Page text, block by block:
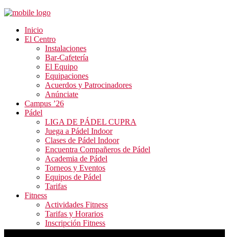
Inicio
El Centro
Instalaciones
Bar-Cafetería
El Equipo
Equipaciones
Acuerdos y Patrocinadores
Anúnciate
Campus ’26
Pádel
LIGA DE PÁDEL CUPRA
Juega a Pádel Indoor
Clases de Pádel Indoor
Encuentra Compañeros de Pádel
Academia de Pádel
Torneos y Eventos
Equipos de Pádel
Tarifas
Fitness
Actividades Fitness
Tarifas y Horarios
Inscripción Fitness
Blog